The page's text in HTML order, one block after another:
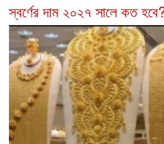
স্বর্ণের দাম ২০২৭ সালে কত